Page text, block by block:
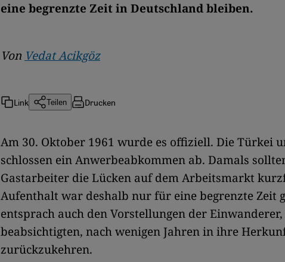
eine begrenzte Zeit in Deutschland bleiben.
Von Vedat Acikgöz
Link Teilen Drucken
Am 30. Oktober 1961 wurde es offiziell. Die Türkei
schlossen ein Anwerbeabkommen ab. Damals
Gastarbeiter die Lücken auf dem Arbeitsmarkt
Aufenthalt war deshalb nur für eine begrenzte Zeit
entsprach auch den Vorstellungen der
beabsichtigten, nach wenigen Jahren in ihre
zurückzukehren.